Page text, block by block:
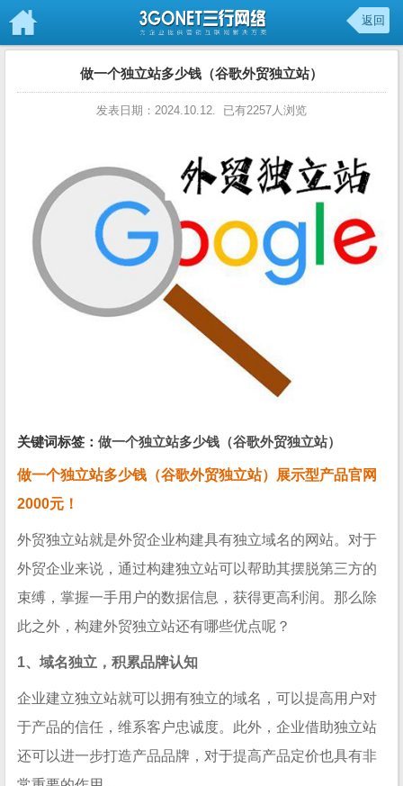
返回
做一个独立站多少钱（谷歌外贸独立站）
发表日期：2024.10.12. 已有2257人浏览
关键词标签： 做一个独立站多少钱（谷歌外贸独立站）
做一个独立站多少钱（谷歌外贸独立站）展示型产品官网
2000元！
外贸独立站就是外贸企业构建具有独立域名的网站。对于
外贸企业来说，通过构建独立站可以帮助其摆脱第三方的
束缚，掌握一手用户的数据信息，获得更高利润。那么除
此之外，构建外贸独立站还有哪些优点呢？
1、域名独立，积累品牌认知
企业建立独立站就可以拥有独立的域名，可以提高用户对
于产品的信任，维系客户忠诚度。此外，企业借助独立站
还可以进一步打造产品品牌，对于提高产品定价也具有非